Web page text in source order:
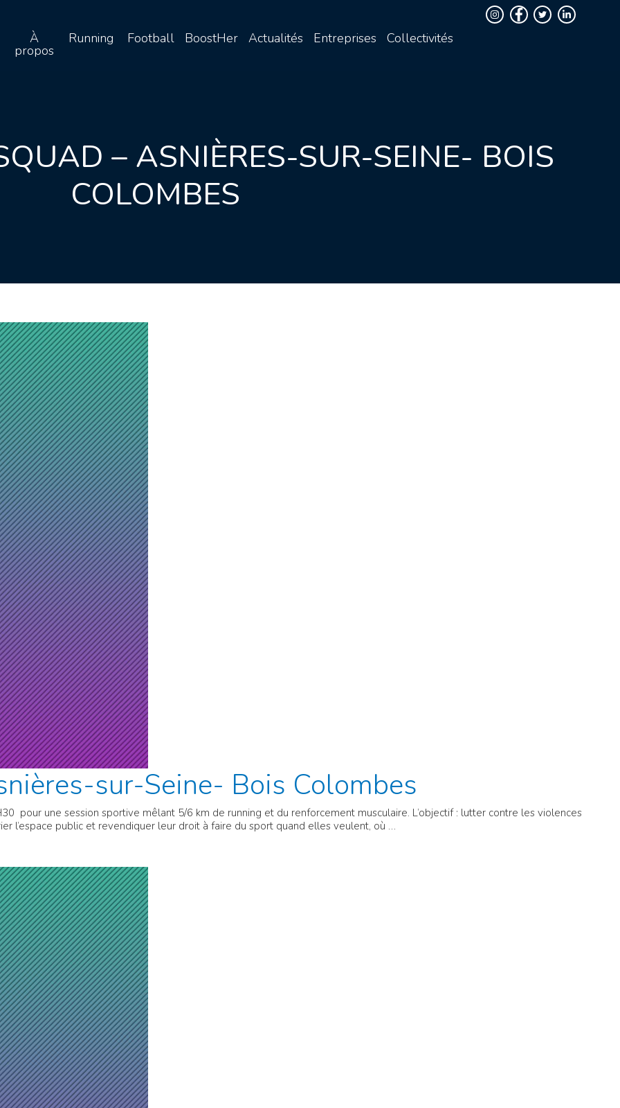
À
propos
Running Football BoostHer Actualités Entreprises Collectivités
– ASNIÈRES-SUR-SEINE- BOIS
COLOMBES
sur-Seine- Bois Colombes
pour une session sportive mêlant 5/6 km de running et du renforcement musculaire. L’objectif : lutter contre les violences
l’espace public et revendiquer leur droit à faire du sport quand elles veulent, où …